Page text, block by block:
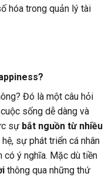
hóa trong quản lý tài
Đó là một câu hỏi
sống dễ dàng và
sự bắt nguồn từ nhiều
sự phát triển cá nhân
ý nghĩa. Mặc dù tiền
thông qua những thứ